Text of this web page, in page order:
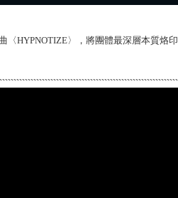
〈HYPNOTIZE〉，將團體最深層本質烙印